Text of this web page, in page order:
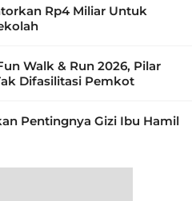
Rp4 Miliar Untuk
Walk & Run 2026, Pilar
Difasilitasi Pemkot
Pentingnya Gizi Ibu Hamil